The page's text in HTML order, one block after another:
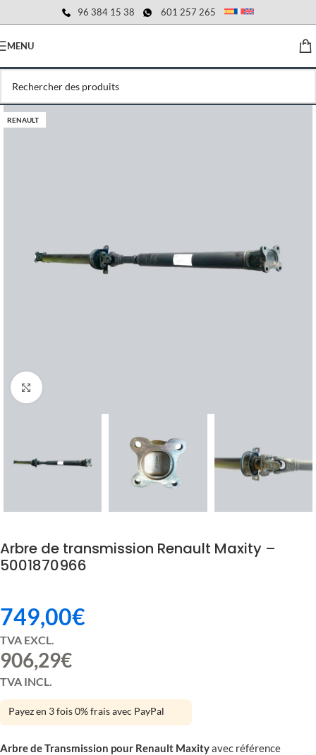
96 384 15 38 601 257 265
MENU
RENAULT
Click to enlarge
Arbre de transmission Renault Maxity –
5001870966
749,00€
TVA EXCL.
906,29€
TVA INCL.
Payez en 3 fois 0% frais avec PayPal
Arbre de Transmission pour Renault Maxityavec référence